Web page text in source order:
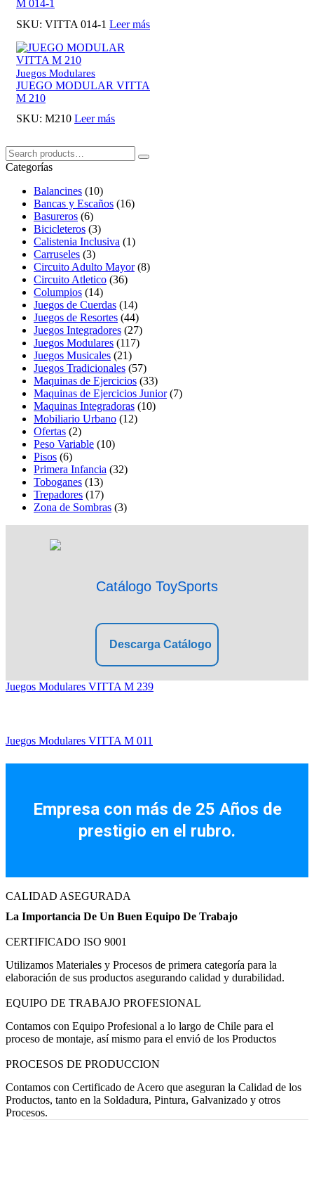
M 014-1
SKU: VITTA 014-1 Leer más
Juegos Modulares
JUEGO MODULAR VITTA
M 210
SKU: M210 Leer más
Buscar:
Search
Categorías
Balancines (10)
Bancas y Escaños (16)
Basureros (6)
Bicicleteros (3)
Calistenia Inclusiva (1)
Carruseles (3)
Circuito Adulto Mayor (8)
Circuito Atletico (36)
Columpios (14)
Juegos de Cuerdas (14)
Juegos de Resortes (44)
Juegos Integradores (27)
Juegos Modulares (117)
Juegos Musicales (21)
Juegos Tradicionales (57)
Maquinas de Ejercicios (33)
Maquinas de Ejercicios Junior (7)
Maquinas Integradoras (10)
Mobiliario Urbano (12)
Ofertas (2)
Peso Variable (10)
Pisos (6)
Primera Infancia (32)
Toboganes (13)
Trepadores (17)
Zona de Sombras (3)
Catálogo ToySports
Descarga Catálogo
Juegos Modulares VITTA M 239
Juegos Modulares VITTA M 011
Empresa con más de 25 Años de
prestigio en el rubro.
CALIDAD ASEGURADA
La Importancia De Un Buen Equipo De Trabajo
CERTIFICADO ISO 9001
Utilizamos Materiales y Procesos de primera categoría para la
elaboración de sus productos asegurando calidad y durabilidad.
EQUIPO DE TRABAJO PROFESIONAL
Contamos con Equipo Profesional a lo largo de Chile para el
proceso de montaje, así mismo para el envió de los Productos
PROCESOS DE PRODUCCION
Contamos con Certificado de Acero que aseguran la Calidad de los
Productos, tanto en la Soldadura, Pintura, Galvanizado y otros
Procesos.